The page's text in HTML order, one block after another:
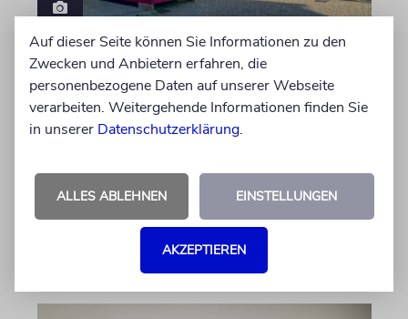
ERFURT
Schicht um Schicht
Dort, wo eben noch Parkplätze waren, wird
seit wenigen Tagen nach einem Stück
Bagger, dann von Hand
von Katrin Richter
Auf dieser Seite können Sie Informationen zu den
Zwecken und Anbietern erfahren, die
personenbezogene Daten auf unserer Webseite
verarbeiten. Weitergehende Informationen finden Sie
in unserer Datenschutzerklärung.
ALLES ABLEHNEN EINSTELLUNGEN
AKZEPTIEREN